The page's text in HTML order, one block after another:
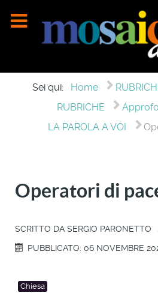
Sei qui: Home
RUBRICHE
LA PAROLA A VOI
Operatori di
SCRITTO DA SERGIO PARONETTO
PUBBLICATO: 06 NOVEMBRE
Chiesa